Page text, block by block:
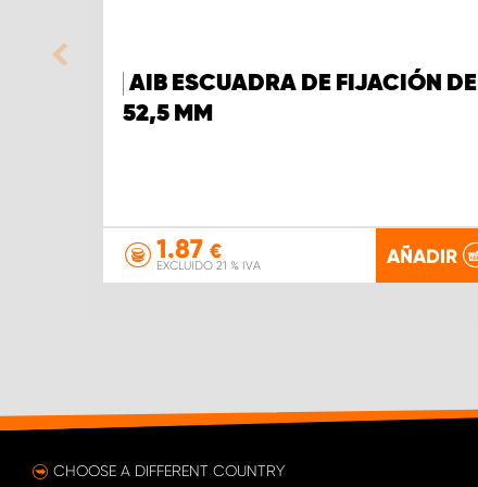
AIB ESCUADRA DE FIJACIÓN DE
52,5 MM
1.87 €
EXCLUIDO 21 % IVA AÑADIR
CHOOSE A DIFFERENT COUNTRY